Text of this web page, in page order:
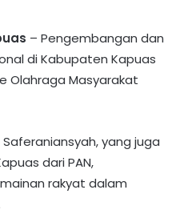
– Pengembangan dan
di Kabupaten Kapuas
Olahraga Masyarakat
Saferaniansyah, yang juga
dari PAN,
rakyat dalam